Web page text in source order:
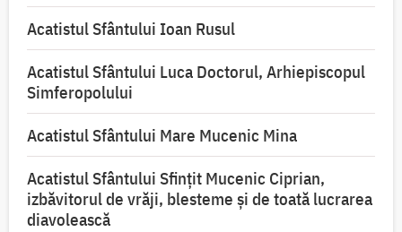
Acatistul Sfântului Ioan Rusul
Acatistul Sfântului Luca Doctorul, Arhiepiscopul
Simferopolului
Acatistul Sfântului Mare Mucenic Mina
Acatistul Sfântului Sfințit Mucenic Ciprian,
izbăvitorul de vrăji, blesteme și de toată lucrarea
diavolească